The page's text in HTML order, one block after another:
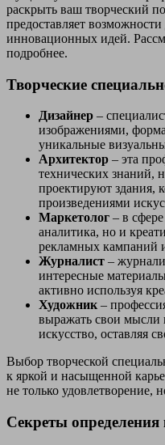
раскрыть ваш творческий
предоставляет
инновационных идей.
подробнее.
Творческие
Дизайнер –
изображениями,
уникальные
Архитектор – эта
технических знаний,
проектируют здания,
произведениями
Маркетолог – в
аналитика, но и
рекламных кампаний
Журналист –
интересные
активно используя
Художник –
выражать свои мысли
искусство, оставляя
Выбор творческой
к яркой и насыщенной
не только удовлетворение,
Секреты